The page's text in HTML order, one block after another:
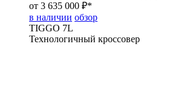
от 3 635 000 ₽*
в наличии обзор
TIGGO 7L
Технологичный кроссовер